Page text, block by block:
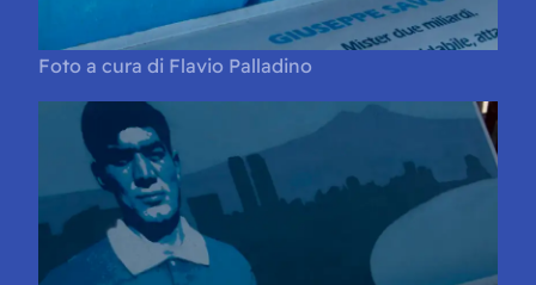
Foto a cura di Flavio Palladino